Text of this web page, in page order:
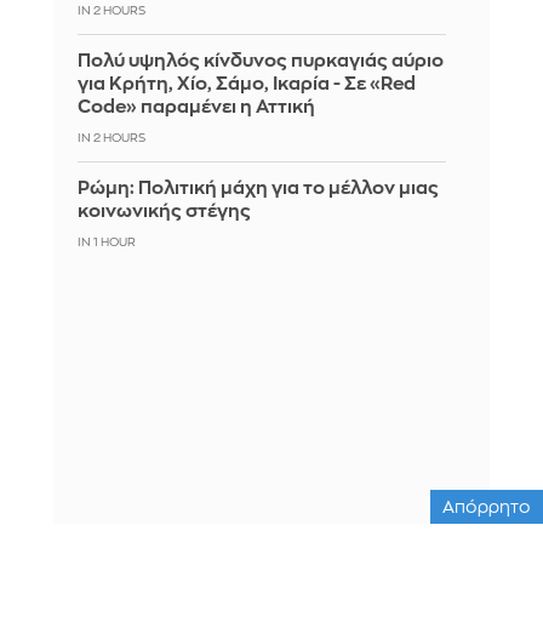
IN 2 HOURS
Πολύ υψηλός κίνδυνος πυρκαγιάς αύριο
για Κρήτη, Χίο, Σάμο, Ικαρία - Σε «Red
Code» παραμένει η Αττική
IN 2 HOURS
Ρώμη: Πολιτική μάχη για το μέλλον μιας
κοινωνικής στέγης
IN 1 HOUR
Απόρρητο